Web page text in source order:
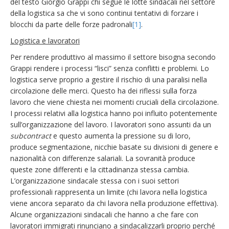
della logistica sa che vi sono continui tentativi di forzare i
blocchi da parte delle forze padronali[1].
Logistica e lavoratori
Per rendere produttivo al massimo il settore bisogna secondo
Grappi rendere i processi “lisci” senza conflitti e problemi. Lo
logistica serve proprio a gestire il rischio di una paralisi nella
circolazione delle merci. Questo ha dei riflessi sulla forza
lavoro che viene chiesta nei momenti cruciali della circolazione.
I processi relativi alla logistica hanno poi influito potentemente
sull’organizzazione del lavoro. I lavoratori sono assunti da un
subcontracte questo aumenta la pressione su di loro,
produce segmentazione, nicchie basate su divisioni di genere e
nazionalità con differenze salariali. La sovranità produce
queste zone differenti e la cittadinanza stessa cambia.
L’organizzazione sindacale stessa con i suoi settori
professionali rappresenta un limite (chi lavora nella logistica
viene ancora separato da chi lavora nella produzione effettiva).
Alcune organizzazioni sindacali che hanno a che fare con
lavoratori immigrati rinunciano a sindacalizzarli proprio perché